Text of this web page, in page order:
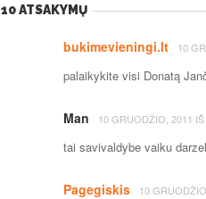
10 ATSAKYMŲ
bukimevieningi.lt 10
palaikykite visi Donatą
Man 10 GRUODŽIO, 2011 IŠ
tai savivaldybe vaiku
Pagegiskis 10